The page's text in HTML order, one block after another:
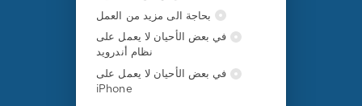
بحاجة الى مزيد من العمل
في بعض الأحيان لا يعمل على
نظام أندرويد
في بعض الأحيان لا يعمل على
iPhone